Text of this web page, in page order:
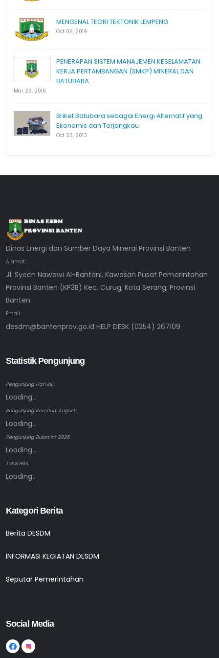
MENGENAL TEORI TEKTONIK LEMPENG
Oct 06, 2019
PENERAPAN SISTEM MANAJEMEN KESELAMATAN
KERJA PERTAMBANGAN (SMKP) MINERAL DAN
BATUBARA
Mar 23, 2016
Briket Batubara sebagai Energi Alternatif yang
Ekonomis dan Terjangkau
Oct 23, 2013
Dinas Energi dan Sumber Daya Mineral Provinsi Banten
Alamat :
Jl. Syech Nawawi Al-Bantani, Kawasan Pusat Pemerintahan
Provinsi Banten (KP3B) Kec. Curug, Kota Serang, Provinsi
Banten.
Email :
desdm@bantenprov.go.id HELP DESK (0254) 267109
Statistik Pengunjung
Pengunjung Hari ini:
Loading...
Pengunjung Kemarin: August:
Loading...
Pengunjung Bulan ini: 2026:
Loading...
Total Hits:
Loading...
Kategori Berita
Berita DESDM
INFORMASI KEGIATAN DESDM
Seputar Pemerintahan
Social Media